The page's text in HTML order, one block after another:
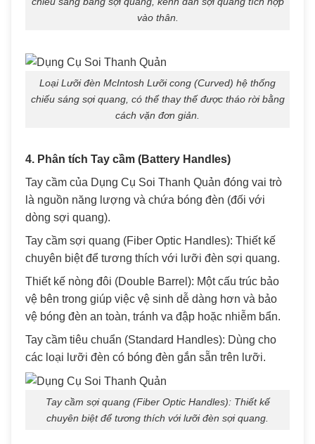
vào thân.
Loại Lưỡi đèn McIntosh Lưỡi cong (Curved) hệ thống
chiếu sáng sợi quang, có thể thay thế được tháo rời bằng
cách vặn đơn giản.
4. Phân tích Tay cầm (Battery Handles)
Tay cầm của Dụng Cụ Soi Thanh Quản đóng vai trò
là nguồn năng lượng và chứa bóng đèn (đối với
dòng sợi quang).
Tay cầm sợi quang (Fiber Optic Handles): Thiết kế
chuyên biệt để tương thích với lưỡi đèn sợi quang.
Thiết kế nòng đôi (Double Barrel): Một cấu trúc bảo
vệ bên trong giúp việc vệ sinh dễ dàng hơn và bảo
vệ bóng đèn an toàn, tránh va đập hoặc nhiễm bẩn.
Tay cầm tiêu chuẩn (Standard Handles): Dùng cho
các loại lưỡi đèn có bóng đèn gắn sẵn trên lưỡi.
Tay cầm sợi quang (Fiber Optic Handles): Thiết kế
chuyên biệt để tương thích với lưỡi đèn sợi quang.